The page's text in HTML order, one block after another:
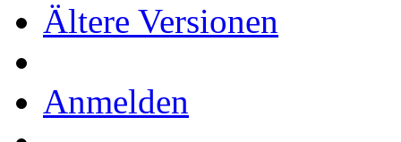
Ältere Versionen
Anmelden